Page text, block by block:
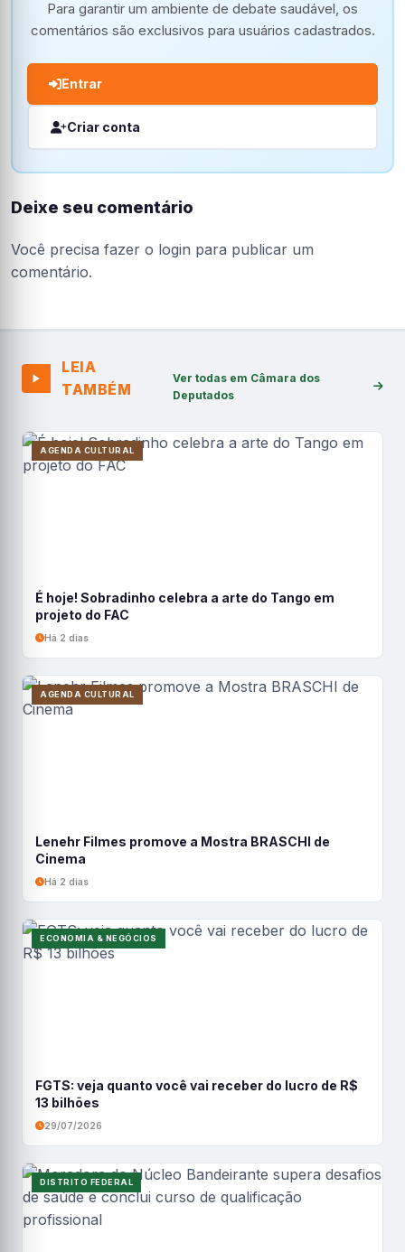
Para garantir um ambiente de debate saudável, os
comentários são exclusivos para usuários cadastrados.
Entrar
Criar conta
Deixe seu comentário
Você precisa fazer o login para publicar um
comentário.
LEIA
TAMBÉM
Ver todas em Câmara dos
Deputados
AGENDA CULTURAL
É hoje! Sobradinho celebra a arte do Tango em
projeto do FAC
Há 2 dias
AGENDA CULTURAL
Lenehr Filmes promove a Mostra BRASCHI de
Cinema
Há 2 dias
ECONOMIA & NEGÓCIOS
FGTS: veja quanto você vai receber do lucro de R$
13 bilhões
29/07/2026
DISTRITO FEDERAL